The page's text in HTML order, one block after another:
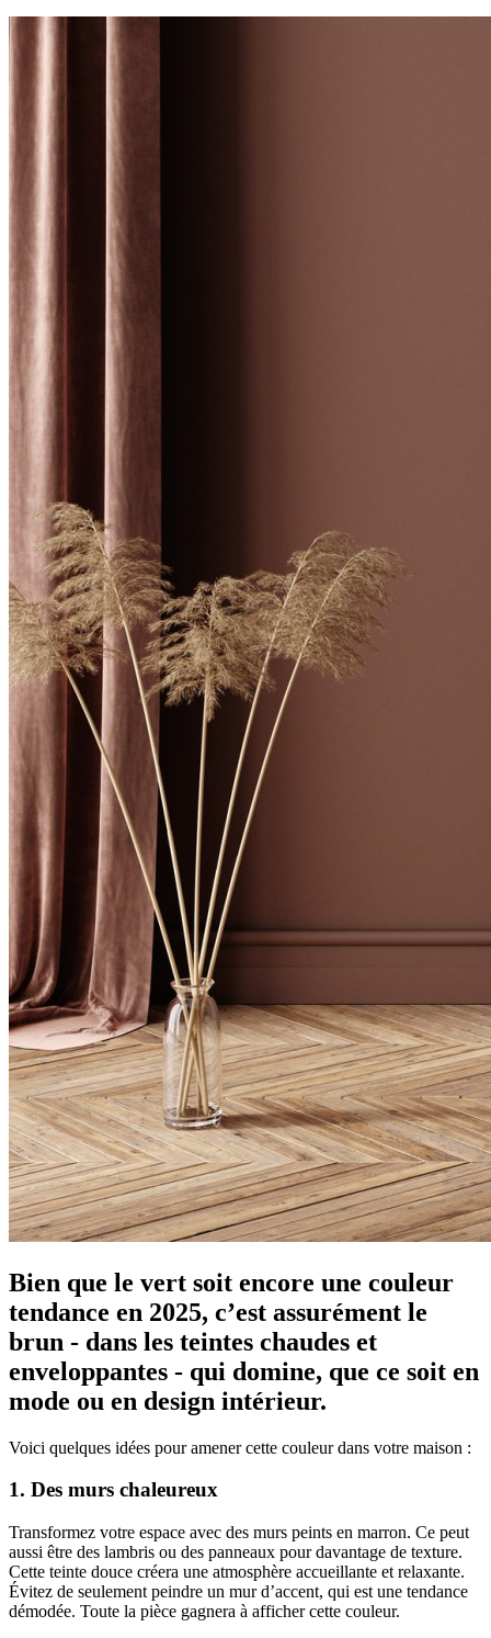
Bien que le vert soit encore une couleur
tendance en 2025, c’est assurément le
brun - dans les teintes chaudes et
enveloppantes - qui domine, que ce soit en
mode ou en design intérieur.
Voici quelques idées pour amener cette couleur dans votre maison :
1. Des murs chaleureux
Transformez votre espace avec des murs peints en marron. Ce peut
aussi être des lambris ou des panneaux pour davantage de texture.
Cette teinte douce créera une atmosphère accueillante et relaxante.
Évitez de seulement peindre un mur d’accent, qui est une tendance
démodée. Toute la pièce gagnera à afficher cette couleur.